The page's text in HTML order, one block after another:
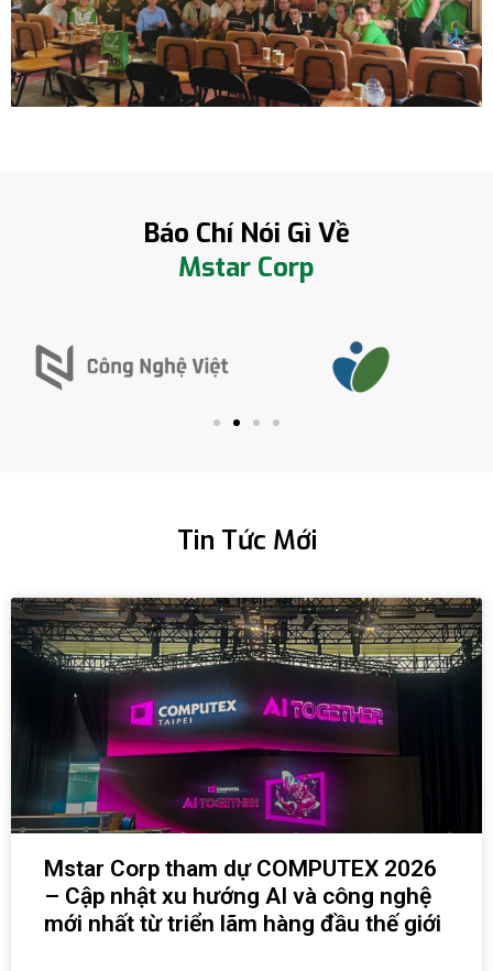
Báo Chí Nói Gì Về
Mstar Corp
Tin Tức Mới
Mstar Corp tham dự COMPUTEX 2026
– Cập nhật xu hướng AI và công nghệ
mới nhất từ triển lãm hàng đầu thế giới